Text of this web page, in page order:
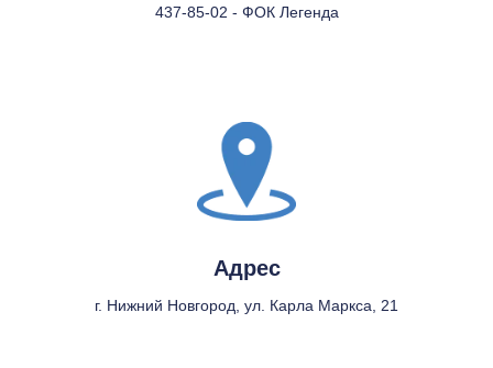
437-85-02 - ФОК Легенда
Адрес
г. Нижний Новгород, ул. Карла Маркса, 21